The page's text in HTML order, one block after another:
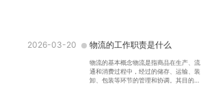
2026-03-20 物流的工作职责是什么
物流的基本概念物流是指商品在生产、流
通和消费过程中，经过的储存、运输、装
卸、包装等环节的管理和协调。其目的是